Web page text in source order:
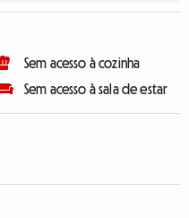
Sem acesso à cozinha
Sem acesso à sala de estar